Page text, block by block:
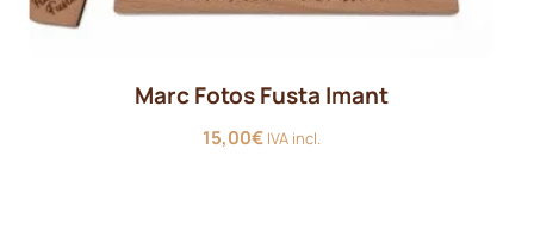
Marc Fotos Fusta Imant
15,00€ IVA incl.